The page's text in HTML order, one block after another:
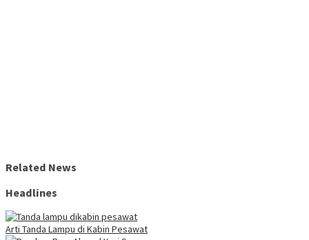
Related News
Headlines
Arti Tanda Lampu di Kabin Pesawat